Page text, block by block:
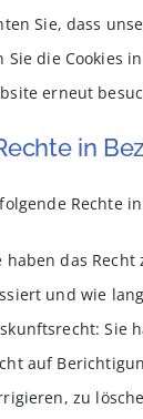
Sie, dass
Sie die Cookies
erneut
in
Rechte
haben das
und wie
Sie
auf
zu